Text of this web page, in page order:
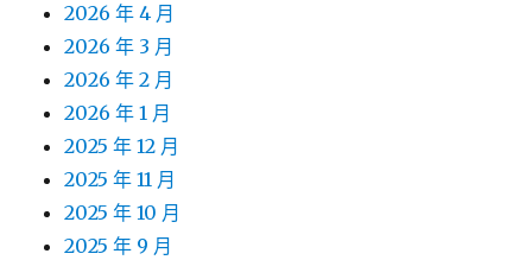
2026 年 4 月
2026 年 3 月
2026 年 2 月
2026 年 1 月
2025 年 12 月
2025 年 11 月
2025 年 10 月
2025 年 9 月